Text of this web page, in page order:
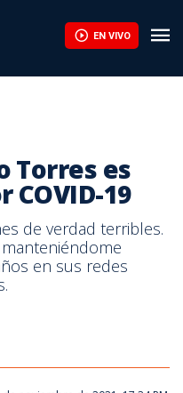
EN VIVO
Torres es
19
de verdad terribles.
en sus redes